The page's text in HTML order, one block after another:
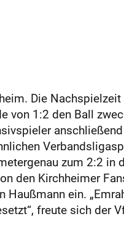
Die
von 1:2 den Ball
zum 2:2 in
den Kirchheimer
Haußmann ein.
freute sich der